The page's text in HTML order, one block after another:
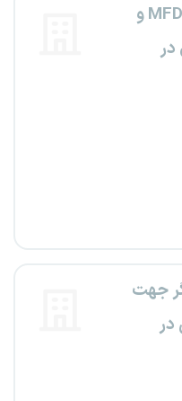
استخدام نیروی برشکار MFD و
در
جهت
در